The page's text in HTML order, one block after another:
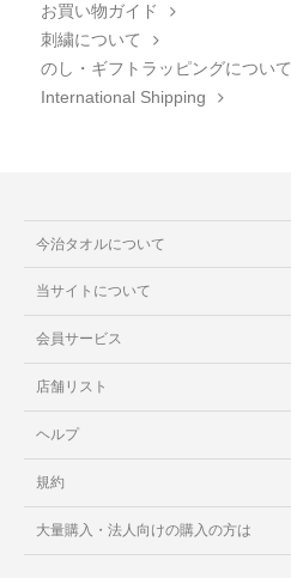
お買い物ガイド
刺繍について
のし・ギフトラッピングについて
International Shipping
今治タオルについて
当サイトについて
会員サービス
店舗リスト
ヘルプ
規約
大量購入・法人向けの購入の方は